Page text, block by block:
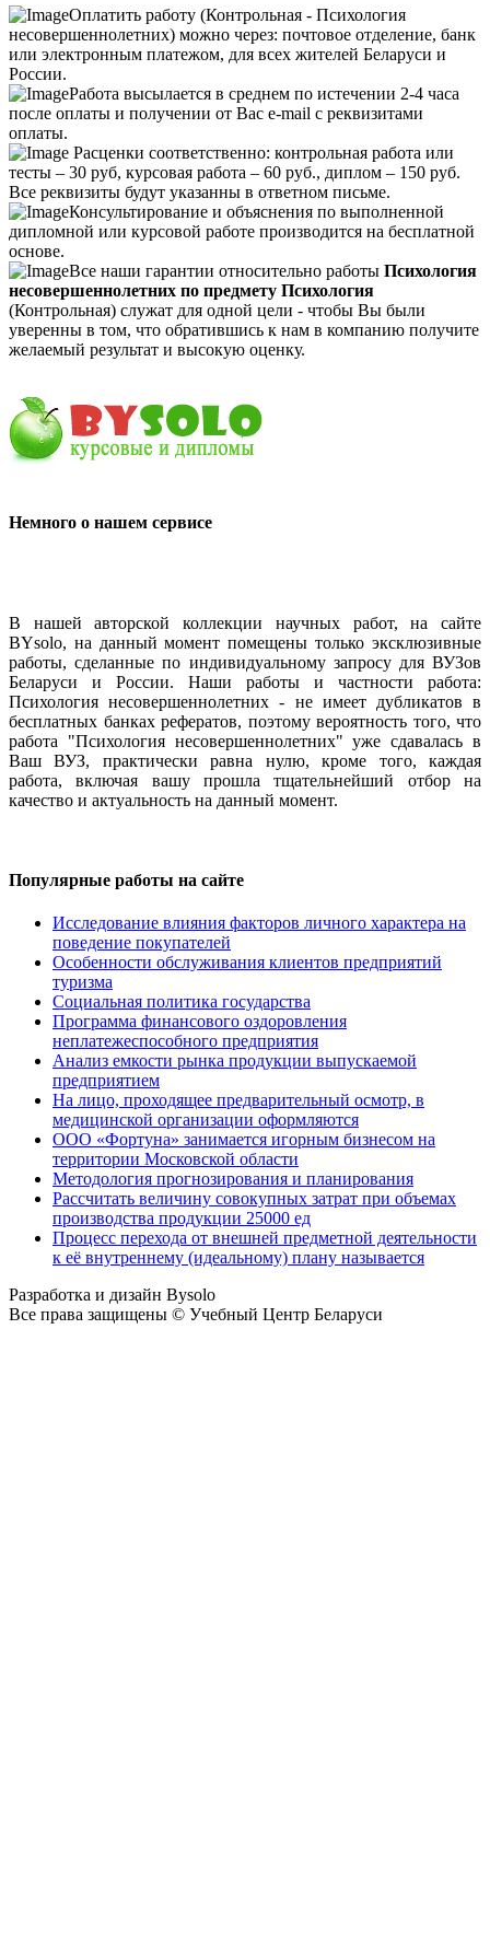
Оплатить работу (Контрольная - Психология
несовершеннолетних) можно через: почтовое отделение, банк
или электронным платежом, для всех жителей Беларуси и
России.
Работа высылается в среднем по истечении 2-4 часа
после оплаты и получении от Вас e-mail с реквизитами
оплаты.
Расценки соответственно: контрольная работа или
тесты – 30 руб, курсовая работа – 60 руб., диплом – 150 руб.
Все реквизиты будут указанны в ответном письме.
Консультирование и объяснения по выполненной
дипломной или курсовой работе производится на бесплатной
основе.
Все наши гарантии относительно работы Психология
несовершеннолетних по предмету Психология
(Контрольная) служат для одной цели - чтобы Вы были
уверенны в том, что обратившись к нам в компанию получите
желаемый результат и высокую оценку.
Немного о нашем сервисе
В нашей авторской коллекции научных работ, на сайте
BYsolo, на данный момент помещены только эксклюзивные
работы, сделанные по индивидуальному запросу для ВУЗов
Беларуси и России. Наши работы и частности работа:
Психология несовершеннолетних - не имеет дубликатов в
бесплатных банках рефератов, поэтому вероятность того, что
работа "Психология несовершеннолетних" уже сдавалась в
Ваш ВУЗ, практически равна нулю, кроме того, каждая
работа, включая вашу прошла тщательнейший отбор на
качество и актуальность на данный момент.
Популярные работы на сайте
Исследование влияния факторов личного характера на
поведение покупателей
Особенности обслуживания клиентов предприятий
туризма
Социальная политика государства
Программа финансового оздоровления
неплатежеспособного предприятия
Анализ емкости рынка продукции выпускаемой
предприятием
На лицо, проходящее предварительный осмотр, в
медицинской организации оформляются
ООО «Фортуна» занимается игорным бизнесом на
территории Московской области
Методология прогнозирования и планирования
Рассчитать величину совокупных затрат при объемах
производства продукции 25000 ед
Процесс перехода от внешней предметной деятельности
к её внутреннему (идеальному) плану называется
Разработка и дизайн Bysolo
Все права защищены © Учебный Центр Беларуси